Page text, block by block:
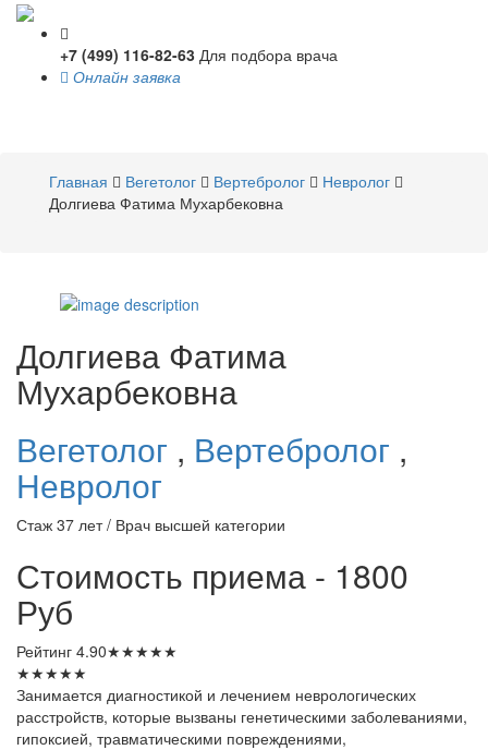
+7 (499) 116-82-63 Для подбора врача
Онлайн заявка
Главная
Вегетолог Вертебролог
Невролог
Долгиева Фатима Мухарбековна
Долгиева Фатима
Мухарбековна
Вегетолог , Вертебролог ,
Невролог
Стаж 37 лет / Врач высшей категории
Стоимость приема - 1800
Руб
Рейтинг 4.90★★★★★
★★★★★
Занимается диагностикой и лечением неврологических
расстройств, которые вызваны генетическими заболеваниями,
гипоксией, травматическими повреждениями,